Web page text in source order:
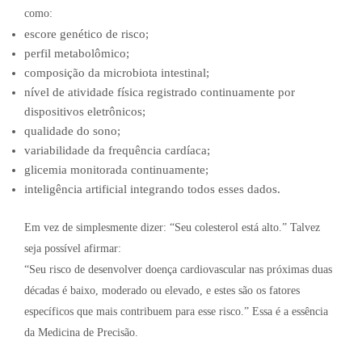
como:
escore genético de risco;
perfil metabolômico;
composição da microbiota intestinal;
nível de atividade física registrado continuamente por
dispositivos eletrônicos;
qualidade do sono;
variabilidade da frequência cardíaca;
glicemia monitorada continuamente;
inteligência artificial integrando todos esses dados.
Em vez de simplesmente dizer: “Seu colesterol está alto.” Talvez
seja possível afirmar:
“Seu risco de desenvolver doença cardiovascular nas próximas duas
décadas é baixo, moderado ou elevado, e estes são os fatores
específicos que mais contribuem para esse risco.” Essa é a essência
da Medicina de Precisão.